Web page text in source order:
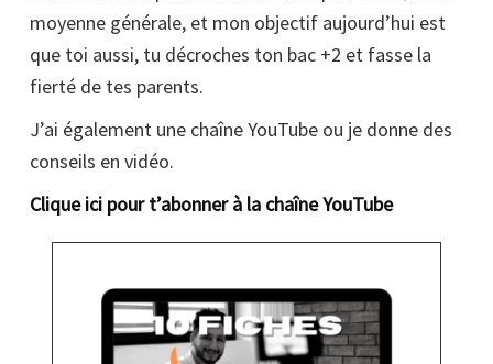
moyenne générale, et mon objectif aujourd’hui est
que toi aussi, tu décroches ton bac +2 et fasse la
fierté de tes parents.
J’ai également une chaîne YouTube ou je donne des
conseils en vidéo.
Clique ici pour t’abonner à la chaîne YouTube